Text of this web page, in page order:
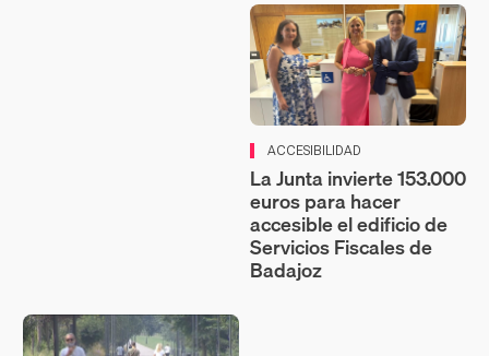
ACCESIBILIDAD
La Junta invierte 153.000
euros para hacer
accesible el edificio de
Servicios Fiscales de
Badajoz